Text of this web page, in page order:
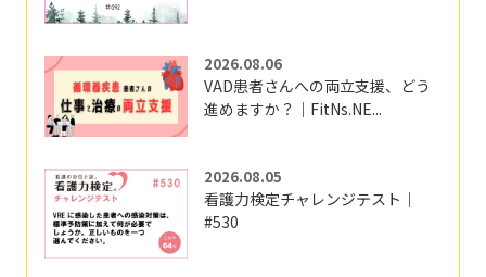
2026.08.06
VAD患者さんへの両立支援、どう
進めますか？｜FitNs.NE...
2026.08.05
看護力検定チャレンジテスト｜
#530